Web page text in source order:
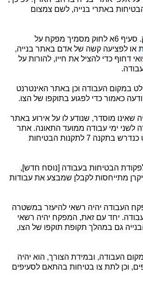
באתרי בנייה, לשם צמצום
התיקון כולל בעיקרו את הוספת סעיפים 6א ו-8(ב1) לחוק. סעיף 6א לחוק מסמיך מפקח על
או לפציעה קשה של אדם באתר בנייה,
דחוף כדי להציל את חייו, להורות על
במקום העבודה וכן באתר האינטרנט
כאמור כדי לפגוע בתוקפו של הצו.
שאינו מוסדר, שנודע לו על אירוע באתר
לשני ימי עבודה ממועד התאונה. אתר
בניה שאינו מוסדר מוגדר כאתר בנייה שלא הוצג בו שלט כנדרש בתקנה 7 לתקנות הבטיחות
עבודה מוגדר לפי הגדרתו בסעיף 172א לפקודת הבטיחות בעבודה [נוסח חדש],
בעיקרן מתייחסות לקבלן שמבצע את עבודות
העבודה יהיה רשאי להיעזר במשטרה
יחד עם זאת, המפקח יהיה רשאי
גם במהלך תקופת תוקפו של הצו,
העבודה, ובמידת הצורך, הוא יהיה
וכן לתת צו בטיחות בהתאם לסעיפים